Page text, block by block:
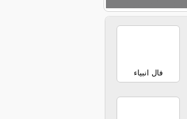
فال انبیاء